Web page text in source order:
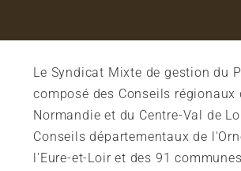
Le Syndicat Mixte de gestion du
composé des Conseils régionaux
Normandie et du Centre-Val de
Conseils départementaux de
l'Eure-et-Loir et des 91